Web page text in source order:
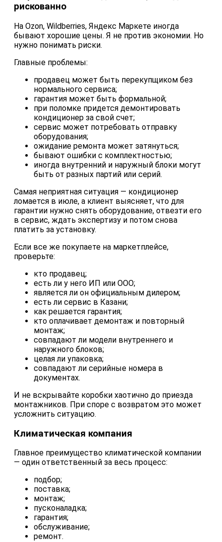
рискованно
На Ozon, Wildberries, Яндекс Маркете иногда
бывают хорошие цены. Я не против экономии. Но
нужно понимать риски.
Главные проблемы:
продавец может быть перекупщиком без
нормального сервиса;
гарантия может быть формальной;
при поломке придется демонтировать
кондиционер за свой счет;
сервис может потребовать отправку
оборудования;
ожидание ремонта может затянуться;
бывают ошибки с комплектностью;
иногда внутренний и наружный блоки могут
быть от разных партий или серий.
Самая неприятная ситуация — кондиционер
ломается в июле, а клиент выясняет, что для
гарантии нужно снять оборудование, отвезти его
в сервис, ждать экспертизу и потом снова
платить за установку.
Если все же покупаете на маркетплейсе,
проверьте:
кто продавец;
есть ли у него ИП или ООО;
является ли он официальным дилером;
есть ли сервис в Казани;
как решается гарантия;
кто оплачивает демонтаж и повторный
монтаж;
совпадают ли модели внутреннего и
наружного блоков;
целая ли упаковка;
совпадают ли серийные номера в
документах.
И не вскрывайте коробки хаотично до приезда
монтажников. При споре с возвратом это может
усложнить ситуацию.
Климатическая компания
Главное преимущество климатической компании
— один ответственный за весь процесс:
подбор;
поставка;
монтаж;
пусконаладка;
гарантия;
обслуживание;
ремонт.